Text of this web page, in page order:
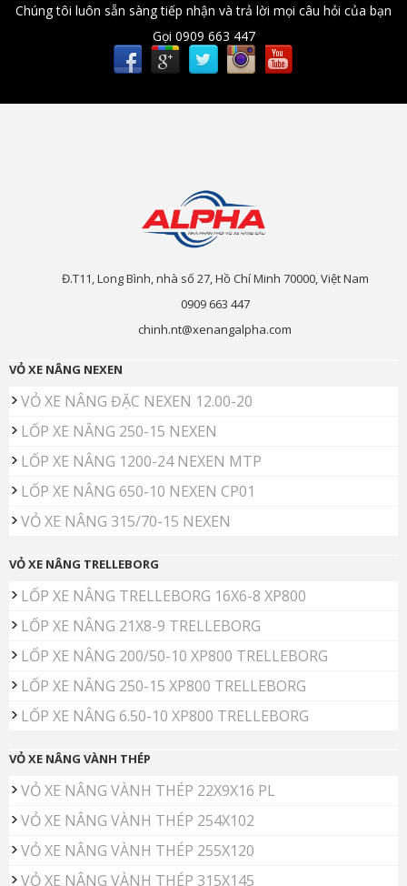
Chúng tôi luôn sẵn sàng tiếp nhận và trả lời mọi câu hỏi của bạn
Gọi 0909 663 447
Đ.T11, Long Bình, nhà số 27, Hồ Chí Minh 70000, Việt Nam
0909 663 447
chinh.nt@xenangalpha.com
VỎ XE NÂNG NEXEN
VỎ XE NÂNG ĐẶC NEXEN 12.00-20
LỐP XE NÂNG 250-15 NEXEN
LỐP XE NÂNG 1200-24 NEXEN MTP
LỐP XE NÂNG 650-10 NEXEN CP01
VỎ XE NÂNG 315/70-15 NEXEN
VỎ XE NÂNG TRELLEBORG
LỐP XE NÂNG TRELLEBORG 16X6-8 XP800
LỐP XE NÂNG 21X8-9 TRELLEBORG
LỐP XE NÂNG 200/50-10 XP800 TRELLEBORG
LỐP XE NÂNG 250-15 XP800 TRELLEBORG
LỐP XE NÂNG 6.50-10 XP800 TRELLEBORG
VỎ XE NÂNG VÀNH THÉP
VỎ XE NÂNG VÀNH THÉP 22X9X16 PL
VỎ XE NÂNG VÀNH THÉP 254X102
VỎ XE NÂNG VÀNH THÉP 255X120
VỎ XE NÂNG VÀNH THÉP 315X145